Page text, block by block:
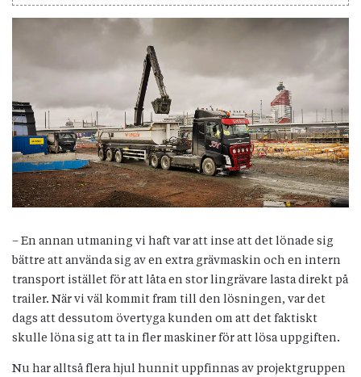
– En annan utmaning vi haft var att inse att det lönade sig
bättre att använda sig av en extra grävmaskin och en intern
transport istället för att låta en stor lingrävare lasta direkt på
trailer. När vi väl kommit fram till den lösningen, var det
dags att dessutom övertyga kunden om att det faktiskt
skulle löna sig att ta in fler maskiner för att lösa uppgiften.
Nu har alltså flera hjul hunnit uppfinnas av projektgruppen